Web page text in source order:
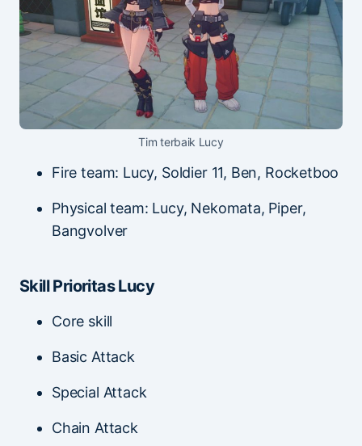
Tim terbaik Lucy
Fire team: Lucy, Soldier 11, Ben, Rocketboo
Physical team: Lucy, Nekomata, Piper,
Bangvolver
Skill Prioritas Lucy
Core skill
Basic Attack
Special Attack
Chain Attack